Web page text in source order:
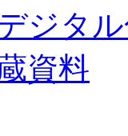
ジタ
資料